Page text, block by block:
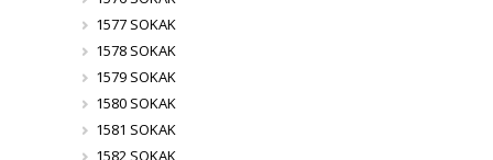
1577 SOKAK
1578 SOKAK
1579 SOKAK
1580 SOKAK
1581 SOKAK
1582 SOKAK